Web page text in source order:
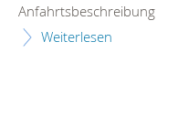
Anfahrtsbeschreibung
Weiterlesen